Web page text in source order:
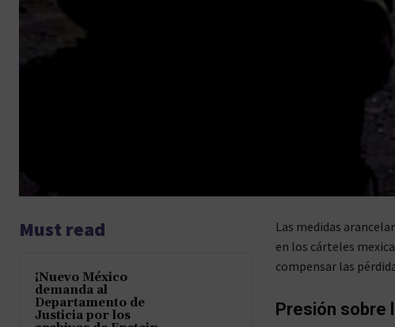
Must read
¡Nuevo México
demanda al
Departamento de
Justicia por los
Las medidas
en los cárteles
compensar las
Presión sobre